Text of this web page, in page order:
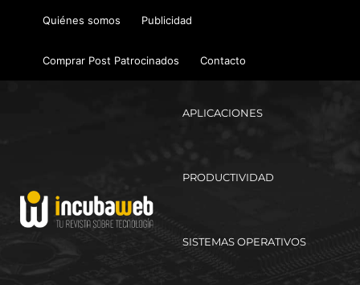
Quiénes somos Publicidad
Comprar Post Patrocinados Contacto
APLICACIONES
PRODUCTIVIDAD
SISTEMAS OPERATIVOS